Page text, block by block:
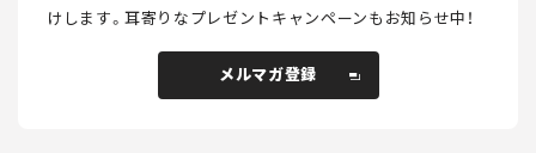
けします。耳寄りなプレゼントキャンペーンもお知らせ中！
メルマガ登録